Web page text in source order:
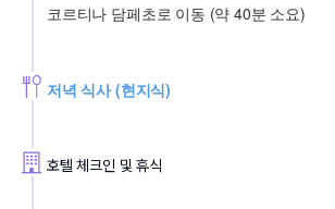
코르티나 담페초로 이동 (약 40분 소요)
저녁 식사 (현지식)
호텔 체크인 및 휴식